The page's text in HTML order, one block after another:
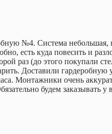
№4. Система небольшая,
есть куда повесить и
раз (до этого покупали
Доставили
Монтажники очень
будем заказывать